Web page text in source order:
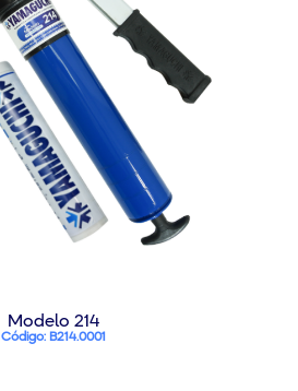
Modelo 214
Código: B214.0001